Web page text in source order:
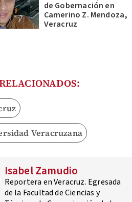
de Gobernación en
Camerino Z. Mendoza,
Veracruz
Veracruzana
Isabel Zamudio
Reportera en Veracruz. Egresada
de la Facultad de Ciencias y